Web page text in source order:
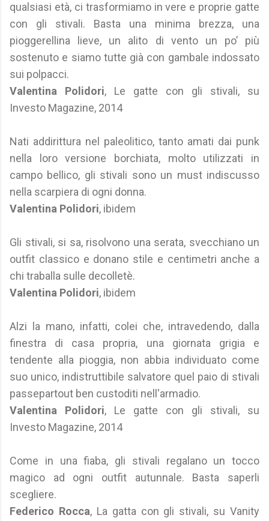
qualsiasi età, ci trasformiamo in vere e proprie gatte
con gli stivali. Basta una minima brezza, una
pioggerellina lieve, un alito di vento un po’ più
sostenuto e siamo tutte già con gambale indossato
sui polpacci.
Valentina Polidori, Le gatte con gli stivali, su
Investo Magazine, 2014
Nati addirittura nel paleolitico, tanto amati dai punk
nella loro versione borchiata, molto utilizzati in
campo bellico, gli stivali sono un must indiscusso
nella scarpiera di ogni donna.
Valentina Polidori, ibidem
Gli stivali, si sa, risolvono una serata, svecchiano un
outfit classico e donano stile e centimetri anche a
chi traballa sulle decolletè.
Valentina Polidori, ibidem
Alzi la mano, infatti, colei che, intravedendo, dalla
finestra di casa propria, una giornata grigia e
tendente alla pioggia, non abbia individuato come
suo unico, indistruttibile salvatore quel paio di stivali
passepartout ben custoditi nell'armadio.
Valentina Polidori, Le gatte con gli stivali, su
Investo Magazine, 2014
Come in una fiaba, gli stivali regalano un tocco
magico ad ogni outfit autunnale. Basta saperli
scegliere.
Federico Rocca, La gatta con gli stivali, su Vanity